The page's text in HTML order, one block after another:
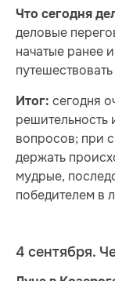
Что сегодня
деловые
начатые ранее
Итог: сегодня
вопросов; при
держать
мудрые,
победителем в
4 сентября.